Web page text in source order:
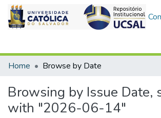
Home
Browse by Date
Browsing by Issue Date,
with "2026-06-14"